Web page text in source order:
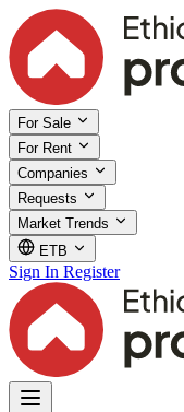
For Sale
For Rent
Companies
Requests
Market Trends
ETB
Sign In Register